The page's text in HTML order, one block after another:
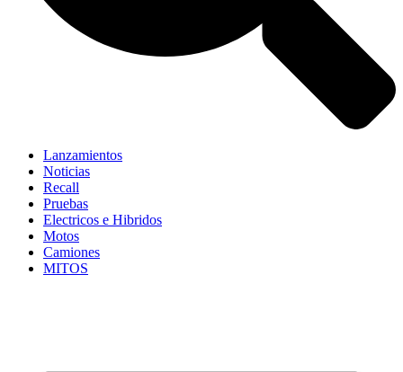
Lanzamientos
Noticias
Recall
Pruebas
Electricos e Hibridos
Motos
Camiones
MITOS